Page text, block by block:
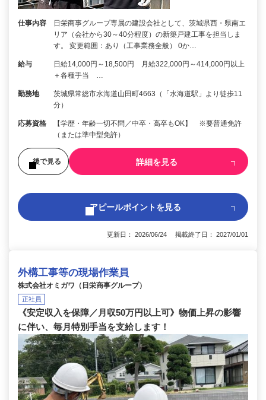
仕事内容
日栄商事グループ専属の建設会社として、茨城県西・県南エ
リア（会社から30～40分程度）の新築戸建工事を担当しま
す。 変更範囲：あり（工事業務全般） 0か…
給与
日給14,000円～18,500円 月給322,000円～414,000円以上
＋各種手当 …
勤務地
茨城県常総市水海道山田町4663（「水海道駅」より徒歩11
分）
応募資格
【学歴・年齢一切不問／中卒・高卒もOK】 ※要普通免許
（または準中型免許）
後で見る 詳細を見る
アピールポイントを見る
更新日： 2026/06/24 掲載終了日： 2027/01/01
外構工事等の現場作業員
株式会社オミガワ（日栄商事グループ）
正社員
《安定収入を保障／月収50万円以上可》物価上昇の影響
に伴い、毎月特別手当を支給します！